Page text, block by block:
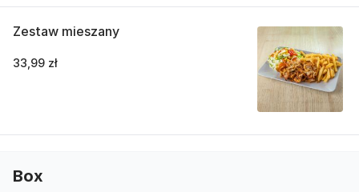
Zestaw mieszany
33,99 zł
Box